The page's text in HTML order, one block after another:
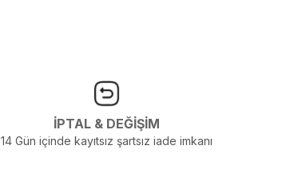
İPTAL & DEĞİŞİM
14 Gün içinde kayıtsız şartsız iade imkanı